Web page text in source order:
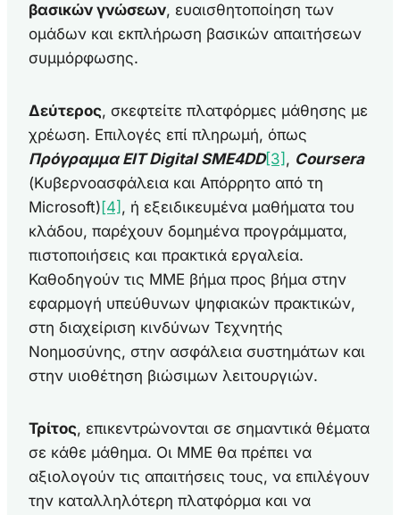
βασικών γνώσεων, ευαισθητοποίηση των
ομάδων και εκπλήρωση βασικών απαιτήσεων
συμμόρφωσης.
Δεύτερος, σκεφτείτε πλατφόρμες μάθησης με
χρέωση. Επιλογές επί πληρωμή, όπως
Πρόγραμμα EIT Digital SME4DD[3] , Coursera
(Κυβερνοασφάλεια και Απόρρητο από τη
Microsoft) [4] , ή εξειδικευμένα μαθήματα του
κλάδου, παρέχουν δομημένα προγράμματα,
πιστοποιήσεις και πρακτικά εργαλεία.
Καθοδηγούν τις ΜΜΕ βήμα προς βήμα στην
εφαρμογή υπεύθυνων ψηφιακών πρακτικών,
στη διαχείριση κινδύνων Τεχνητής
Νοημοσύνης, στην ασφάλεια συστημάτων και
στην υιοθέτηση βιώσιμων λειτουργιών.
Τρίτος, επικεντρώνονται σε σημαντικά θέματα
σε κάθε μάθημα. Οι ΜΜΕ θα πρέπει να
αξιολογούν τις απαιτήσεις τους, να επιλέγουν
την καταλληλότερη πλατφόρμα και να